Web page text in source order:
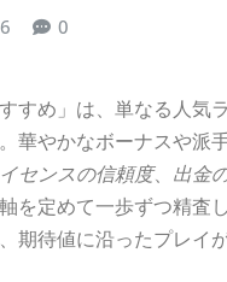
0
すめ」は、単なる人気
華やかなボーナスや派
センスの信頼度、 出金
を定めて一歩ずつ精査
期待値に沿ったプレイ